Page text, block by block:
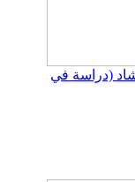
(دراسة في